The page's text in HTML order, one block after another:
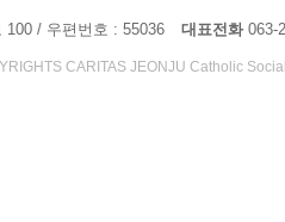
100 / 우편번호 : 55036 대표전화063-
CARITAS JEONJU Catholic